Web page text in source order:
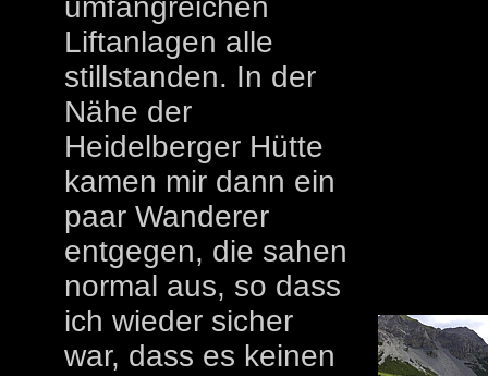
umfangreichen
Liftanlagen alle
stillstanden. In der
Nähe der
Heidelberger Hütte
kamen mir dann ein
paar Wanderer
entgegen, die sahen
normal aus, so dass
ich wieder sicher
war, dass es keinen